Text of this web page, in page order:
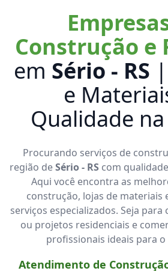
Construção e
em Sério - RS
e
Qualidade
Procurando serviços de
região deSério - RS com
Aqui você encontra as
construção, lojas de materiais
serviços especializados. Seja
ou projetos residenciais e
profissionais ideais para
Atendimento de